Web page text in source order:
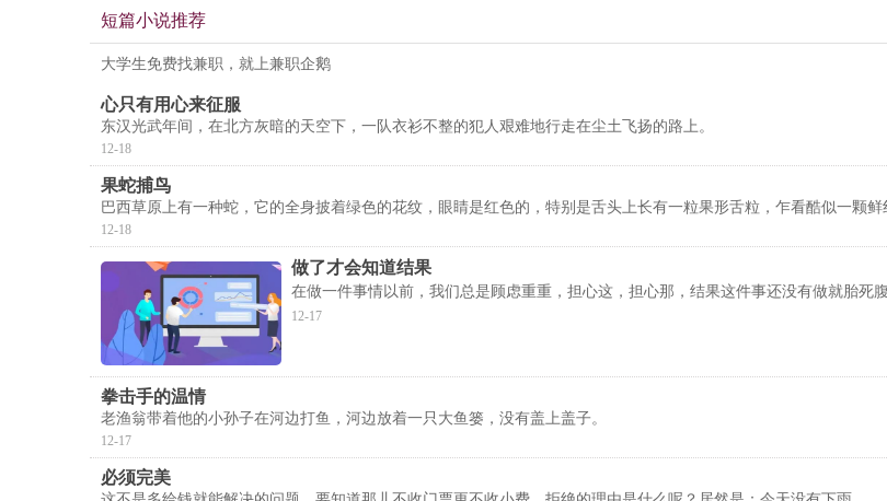
短篇小说推荐
大学生免费找兼职，就上兼职企鹅
心只有用心来征服
东汉光武年间，在北方灰暗的天空下，一队衣衫不整的犯人艰难地行走在尘土飞扬的路上。
12-18
果蛇捕鸟
巴西草原上有一种蛇，它的全身披着绿色的花纹，眼睛是红色的，特别是舌头上长有一粒果形舌粒，乍看酷似一颗
12-18
做了才会知道结果
在做一件事情以前，我们总是顾虑重重，担心这，担心那，结果这件事还没有做就胎死腹
12-17
拳击手的温情
老渔翁带着他的小孙子在河边打鱼，河边放着一只大鱼篓，没有盖上盖子。
12-17
必须完美